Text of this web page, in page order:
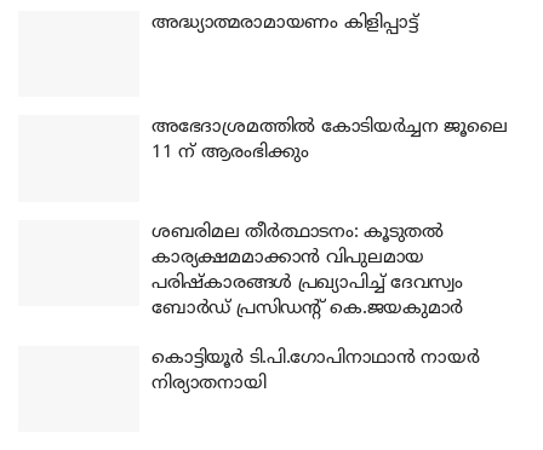
അദ്ധ്യാത്മരാമായണം കിളിപ്പാട്ട്
അഭേദാശ്രമത്തില്‍ കോടിയര്‍ച്ചന ജൂലൈ
11 ന് ആരംഭിക്കും
ശബരിമല തീര്‍ത്ഥാടനം: കൂടുതല്‍
കാര്യക്ഷമമാക്കാന്‍ വിപുലമായ
പരിഷ്‌കാരങ്ങള്‍ പ്രഖ്യാപിച്ച് ദേവസ്വം
ബോര്‍ഡ് പ്രസിഡന്റ് കെ.ജയകുമാര്‍
കൊട്ടിയൂര്‍ ടി.പി.ഗോപിനാഥാന്‍ നായര്‍
നിര്യാതനായി